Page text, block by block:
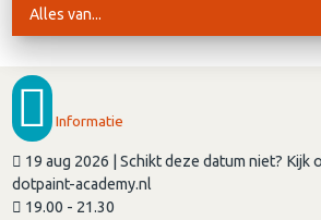
Alles van...
Informatie
19 aug 2026 | Schikt deze datum niet? Kijk
dotpaint-academy.nl
19.00 - 21.30